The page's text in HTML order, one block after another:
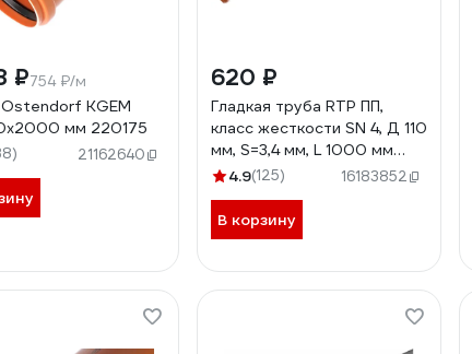
₽754 ₽/м
KGEM
мм 220175
21162640
620 ₽
Гладкая труба RTP ПП,
класс жесткости SN 4, Д 110
мм, S=3,4 мм, L 1000 мм
11210
4.9(125) 16183852
В корзину